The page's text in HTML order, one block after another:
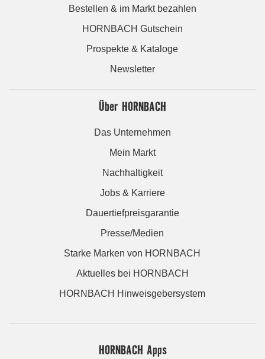
Bestellen & im Markt bezahlen
HORNBACH Gutschein
Prospekte & Kataloge
Newsletter
Über HORNBACH
Das Unternehmen
Mein Markt
Nachhaltigkeit
Jobs & Karriere
Dauertiefpreisgarantie
Presse/Medien
Starke Marken von HORNBACH
Aktuelles bei HORNBACH
HORNBACH Hinweisgebersystem
HORNBACH Apps